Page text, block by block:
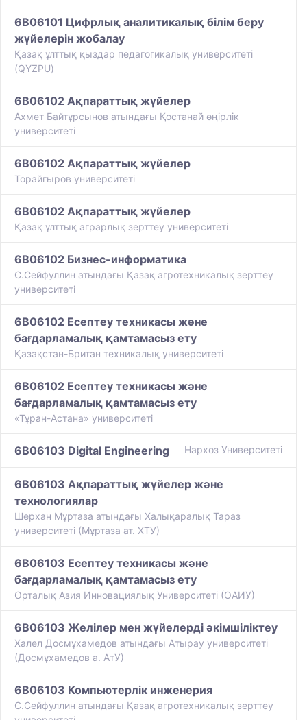
6B06101 Цифрлық аналитикалық білім беру
жүйелерін жобалау
Қазақ ұлттық қыздар педагогикалық университеті
(QYZPU)
6B06102 Ақпараттық жүйелер
Ахмет Байтұрсынов атындағы Қостанай өңірлік
университеті
6B06102 Ақпараттық жүйелер
Торайгыров университеті
6B06102 Ақпараттық жүйелер
Қазақ ұлттық аграрлық зерттеу университеті
6B06102 Бизнес-информатика
С.Сейфуллин атындағы Қазақ агротехникалық зерттеу
университеті
6B06102 Есептеу техникасы және
бағдарламалық қамтамасыз ету
Қазақстан-Британ техникалық университеті
6B06102 Есептеу техникасы және
бағдарламалық қамтамасыз ету
«Тұран-Астана» университеті
6B06103 Digital Engineering Нархоз Университеті
6B06103 Ақпараттық жүйелер және
технологиялар
Шерхан Мұртаза атындағы Халықаралық Тараз
университеті (Мұртаза ат. ХТУ)
6B06103 Есептеу техникасы және
бағдарламалық қамтамасыз ету
Орталық Азия Инновациялық Университеті (ОАИУ)
6B06103 Желілер мен жүйелерді әкімшіліктеу
Халел Досмұхамедов атындағы Атырау университеті
(Досмұхамедов а. АтУ)
6B06103 Компьютерлік инженерия
С.Сейфуллин атындағы Қазақ агротехникалық зерттеу